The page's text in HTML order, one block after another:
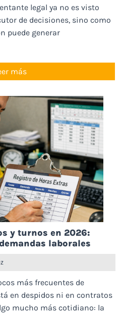
legal ya no es visto
de decisiones, sino como
puede generar
más
y turnos en 2026:
laborales
más frecuentes de
en despidos ni en contratos
mucho más cotidiano: la